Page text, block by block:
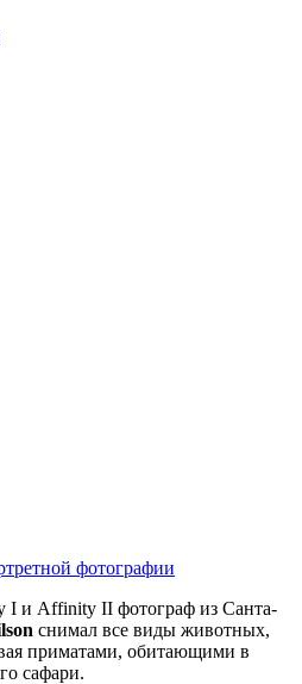
фотографии
I и Affinity II фотограф из Санта-
снимал все виды животных,
приматами, обитающими в
сафари.